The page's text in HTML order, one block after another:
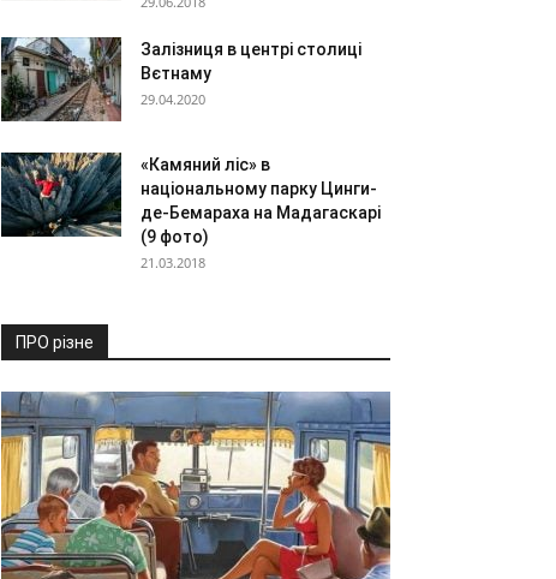
Залізниця в центрі столиці
Вєтнаму
29.04.2020
«Камяний ліс» в
національному парку Цинги-
де-Бемараха на Мадагаскарі
(9 фото)
21.03.2018
ПРО різне